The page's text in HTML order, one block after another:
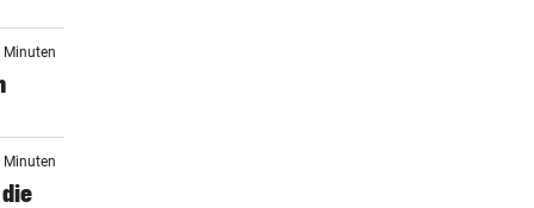
Minuten
Minuten